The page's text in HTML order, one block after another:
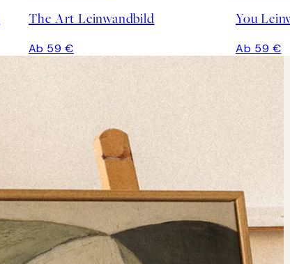
The Art Leinwandbild
Ab 59 €
You
Ab 59 €